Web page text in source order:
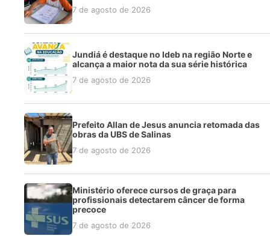
7 de agosto de 2026
Jundiá é destaque no Ideb na região Norte e
alcança a maior nota da sua série histórica
7 de agosto de 2026
Prefeito Allan de Jesus anuncia retomada das
obras da UBS de Salinas
7 de agosto de 2026
Ministério oferece cursos de graça para
profissionais detectarem câncer de forma
precoce
7 de agosto de 2026